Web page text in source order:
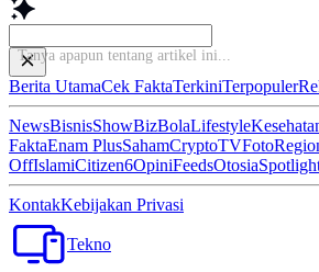
Tanya
Berita UtamaCek FaktaTerkiniTerpopuler
NewsBisnisShowBizBolaLifestyle
FaktaEnam PlusSahamCryptoTVFoto
OffIslamiCitizen6OpiniFeedsOtosia
KontakKebijakan Privasi
Tekno